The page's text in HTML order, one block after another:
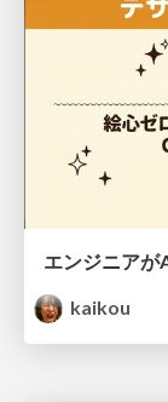
kaikou